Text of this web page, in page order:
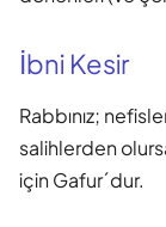
İbni Kesir
Rabbınız;
salihlerden
için Gafur´dur.